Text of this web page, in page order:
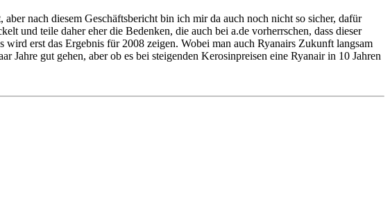
nach diesem Geschäftsbericht bin ich mir da auch noch nicht so sicher, dafür
und teile daher eher die Bedenken, die auch bei a.de vorherrschen, dass dieser
erst das Ergebnis für 2008 zeigen. Wobei man auch Ryanairs Zukunft langsam
Jahre gut gehen, aber ob es bei steigenden Kerosinpreisen eine Ryanair in 10 Jahren